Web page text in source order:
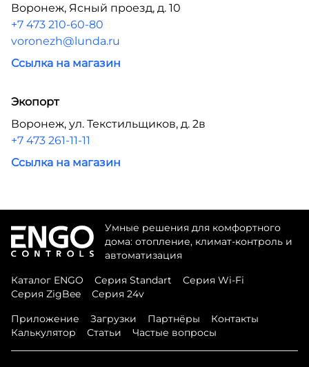
Воронеж, Ясный проезд, д. 10
+7 473 210-60-80
voronezh@lunda.ru
Ссылка на магазин
Экопорт
Воронеж, ул. Текстильщиков, д. 2в
+7 473 261-11-11
Ссылка на магазин
Умные решения для комфортного
дома: отопление, климат-контроль и
автоматизация
Каталог ENGO
Серия Standart
Серия Wi-Fi
Серия ZigBee
Серия 24v
Приложение
Загрузки Партнёры
Контакты
Калькулятор
Статьи Частые вопросы